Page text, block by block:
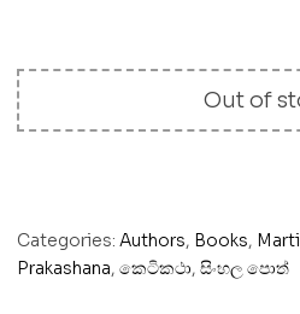
Out of
Categories: Authors, Books,
Prakashana, කෙටිකථා, සිංහල පොත්